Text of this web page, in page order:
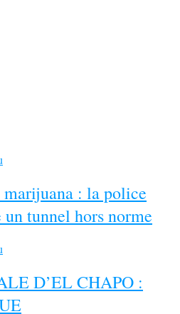
marijuana : la police
un tunnel hors norme
D’EL CHAPO :